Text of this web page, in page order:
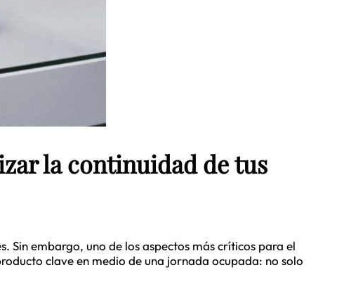
la continuidad de tus
Sin embargo, uno de los aspectos más críticos para el
clave en medio de una jornada ocupada: no solo